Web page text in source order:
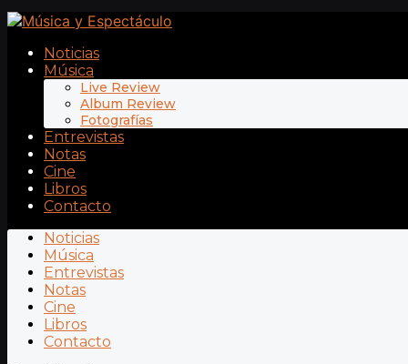
Noticias
Música
Live Review
Album Review
Fotografías
Entrevistas
Notas
Cine
Libros
Contacto
Noticias
Música
Entrevistas
Notas
Cine
Libros
Contacto